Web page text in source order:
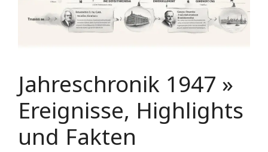
Jahreschronik 1947 »
Ereignisse, Highlights
und Fakten